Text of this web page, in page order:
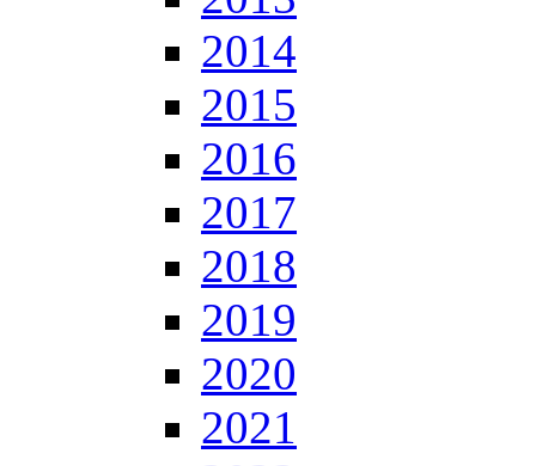
2014
2015
2016
2017
2018
2019
2020
2021